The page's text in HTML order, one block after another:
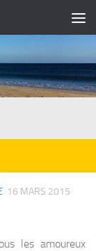
16 MARS 2015
les amoureux